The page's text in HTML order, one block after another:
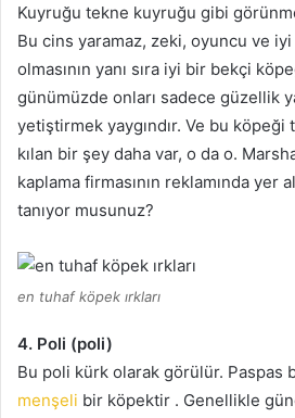
Kuyruğu tekne kuyruğu gibi
Bu cins yaramaz, zeki, oyuncu ve
olmasının yanı sıra iyi bir bekçi
günümüzde onları sadece güzellik
yetiştirmek yaygındır. Ve bu köpeği
kılan bir şey daha var, o da o.
kaplama firmasının reklamında yer
tanıyor musunuz?
en tuhaf köpek ırkları
4. Poli (poli)
Bu poli kürk olarak görülür. Paspas
menşeli bir köpektir . Genellikle